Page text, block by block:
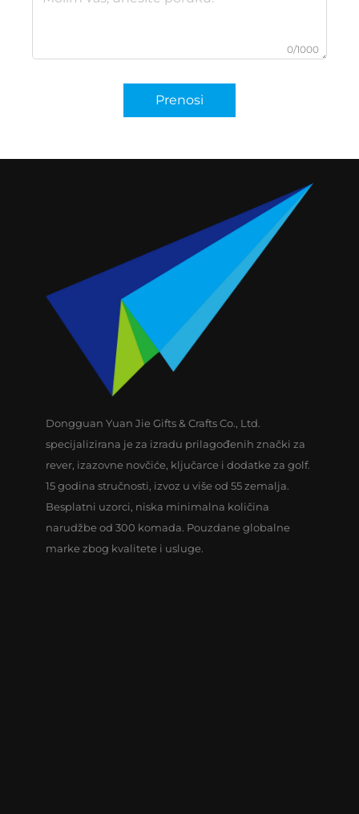
0/1000
Prenosi
Dongguan Yuan Jie Gifts & Crafts Co., Ltd.
specijalizirana je za izradu prilagođenih znački za
rever, izazovne novčiće, ključarce i dodatke za golf.
15 godina stručnosti, izvoz u više od 55 zemalja.
Besplatni uzorci, niska minimalna količina
narudžbe od 300 komada. Pouzdane globalne
marke zbog kvalitete i usluge.